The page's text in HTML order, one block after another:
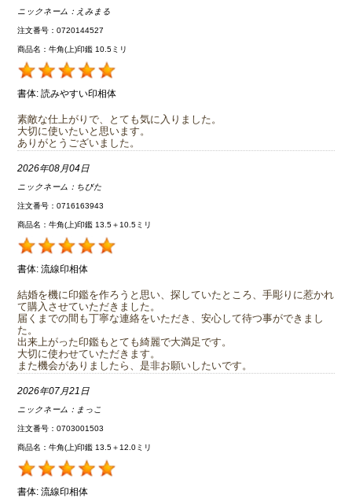
ニックネーム： えみまる
注文番号：0720144527
商品名：牛角(上)印鑑 10.5ミリ
書体: 読みやすい印相体
素敵な仕上がりで、とても気に入りました。
大切に使いたいと思います。
ありがとうございました。
2026年08月04日
ニックネーム： ちびた
注文番号：0716163943
商品名：牛角(上)印鑑 13.5＋10.5ミリ
書体: 流線印相体
結婚を機に印鑑を作ろうと思い、探していたところ、手彫りに惹かれ
て購入させていただきました。
届くまでの間も丁寧な連絡をいただき、安心して待つ事ができまし
た。
出来上がった印鑑もとても綺麗で大満足です。
大切に使わせていただきます。
また機会がありましたら、是非お願いしたいです。
2026年07月21日
ニックネーム： まっこ
注文番号：0703001503
商品名：牛角(上)印鑑 13.5＋12.0ミリ
書体: 流線印相体